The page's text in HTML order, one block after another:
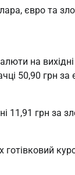
євро та
на
50,90 грн за
11,91 грн за
готівковий